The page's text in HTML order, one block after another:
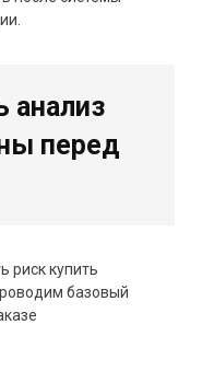
анализ
перед
риск купить
базовый